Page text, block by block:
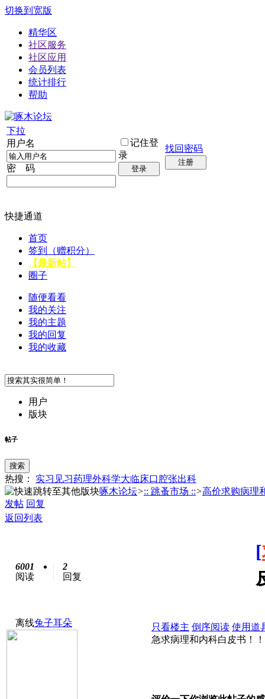
切换到宽版
精华区
社区服务
社区应用
会员列表
统计排行
帮助
下拉
用户名
密 码
记住登
录
登录
找回密码
注册
快捷通道
首页
签到（赠积分）
【最新帖】
圈子
随便看看
我的关注
我的主题
我的回复
我的收藏
用户
版块
帖子
搜索
热搜： 实习 见习药理外科学大临床口腔张出科
啄木论坛>:: 跳蚤市场 ::>高价求购病理
发帖 回复
返回列表
6001
阅读
2
回复
[
离线兔子耳朵 只看楼主 倒序阅读 使用道
急求病理和内科白皮书！